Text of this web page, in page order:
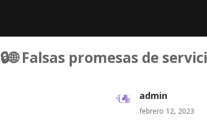
🔒🌐 Falsas promesas de
admin
febrero 12, 2023